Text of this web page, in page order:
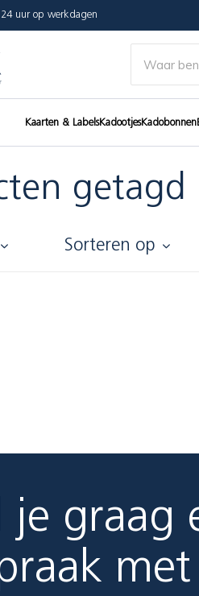
uur op werkdagen
Kaarten & LabelsKadootjesKadobonnen
Sorteren op
je graag
met